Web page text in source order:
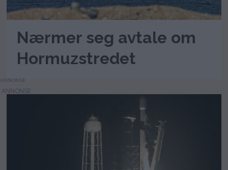
Nærmer seg avtale om
Hormuzstredet
ANNONSE